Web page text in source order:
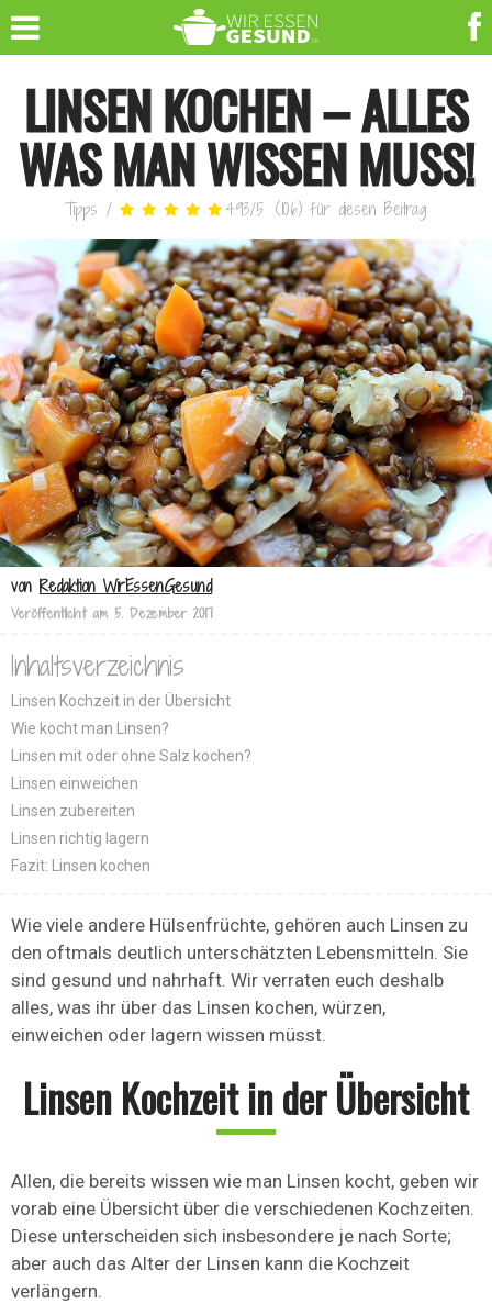
LINSEN KOCHEN – ALLES
WAS MAN WISSEN MUSS!
Tipps / 4.93/5 (106) für diesen Beitrag
von Redaktion WirEssenGesund
Veröffentlicht am 5. Dezember 2017
Inhaltsverzeichnis
Linsen Kochzeit in der Übersicht
Wie kocht man Linsen?
Linsen mit oder ohne Salz kochen?
Linsen einweichen
Linsen zubereiten
Linsen richtig lagern
Fazit: Linsen kochen
Wie viele andere Hülsenfrüchte, gehören auch Linsen zu
den oftmals deutlich unterschätzten Lebensmitteln. Sie
sind gesund und nahrhaft. Wir verraten euch deshalb
alles, was ihr über das Linsen kochen, würzen,
einweichen oder lagern wissen müsst.
Linsen Kochzeit in der Übersicht
Allen, die bereits wissen wie man Linsen kocht, geben wir
vorab eine Übersicht über die verschiedenen Kochzeiten.
Diese unterscheiden sich insbesondere je nach Sorte;
aber auch das Alter der Linsen kann die Kochzeit
verlängern.